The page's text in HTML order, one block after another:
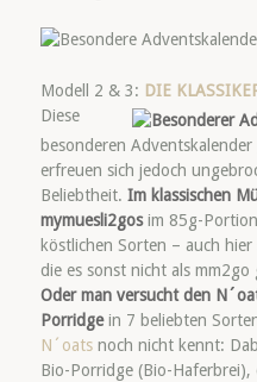
Modell 2 & 3: DIE
Diese
besonderen
erfreuen sich jedoch
Beliebtheit. Im klassischen
mymuesli2gosim 85g-
köstlichen Sorten – auch
die es sonst nicht als mm2go
Oder man versucht den
Porridgein 7 beliebten
N´oatsnoch nicht kennt:
Bio-Porridge (Bio-Haferbrei),